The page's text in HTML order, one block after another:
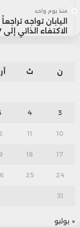
منذ يوم واحد
اليابان تواجه
الاكتفاء الذاتي إلى 37%
ن ث
3
4
10
11
17
18
24
25
31
« يوليو